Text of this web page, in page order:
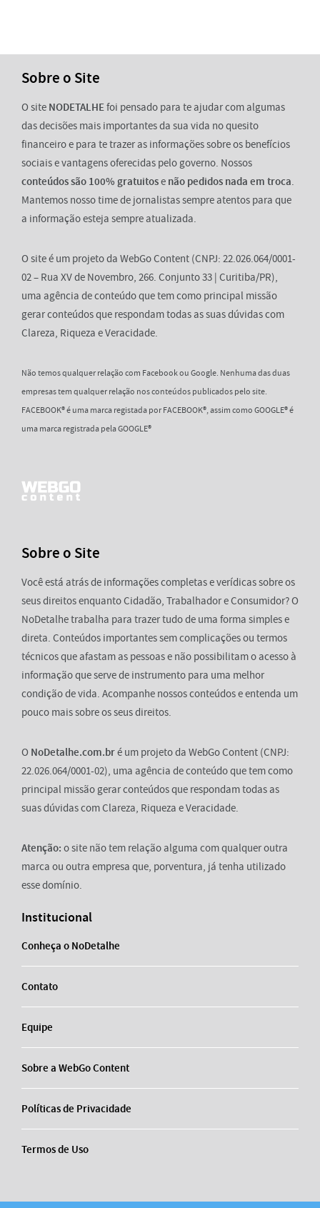
Sobre o Site
O site NODETALHEfoi pensado para te ajudar com algumas
das decisões mais importantes da sua vida no quesito
financeiro e para te trazer as informações sobre os benefícios
sociais e vantagens oferecidas pelo governo. Nossos
conteúdos são 100% gratuitose não pedidos nada em troca.
Mantemos nosso time de jornalistas sempre atentos para que
a informação esteja sempre atualizada.
O site é um projeto da WebGo Content (CNPJ: 22.026.064/0001-
02 – Rua XV de Novembro, 266. Conjunto 33 | Curitiba/PR),
uma agência de conteúdo que tem como principal missão
gerar conteúdos que respondam todas as suas dúvidas com
Clareza, Riqueza e Veracidade.
Não temos qualquer relação com Facebook ou Google. Nenhuma das duas
empresas tem qualquer relação nos conteúdos publicados pelo site.
FACEBOOK® é uma marca registada por FACEBOOK®, assim como GOOGLE® é
uma marca registrada pela GOOGLE®
Sobre o Site
Você está atrás de informações completas e verídicas sobre os
seus direitos enquanto Cidadão, Trabalhador e Consumidor? O
NoDetalhe trabalha para trazer tudo de uma forma simples e
direta. Conteúdos importantes sem complicações ou termos
técnicos que afastam as pessoas e não possibilitam o acesso à
informação que serve de instrumento para uma melhor
condição de vida. Acompanhe nossos conteúdos e entenda um
pouco mais sobre os seus direitos.
O NoDetalhe.com.bré um projeto da WebGo Content (CNPJ:
22.026.064/0001-02), uma agência de conteúdo que tem como
principal missão gerar conteúdos que respondam todas as
suas dúvidas com Clareza, Riqueza e Veracidade.
Atenção: o site não tem relação alguma com qualquer outra
marca ou outra empresa que, porventura, já tenha utilizado
esse domínio.
Institucional
Conheça o NoDetalhe
Contato
Equipe
Sobre a WebGo Content
Políticas de Privacidade
Termos de Uso